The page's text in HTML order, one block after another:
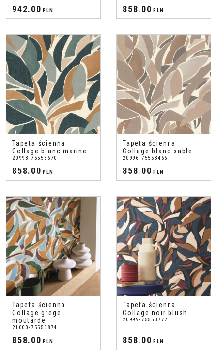
942.00 PLN 858.00 PLN
Tapeta ścienna
Collage blanc marine
20998-75553670
858.00 PLN
Tapeta ścienna
Collage blanc sable
20996-75553466
858.00 PLN
Tapeta ścienna
Collage grege
moutarde
21000-75553874
858.00 PLN
Tapeta ścienna
Collage noir blush
20999-75553772
858.00 PLN